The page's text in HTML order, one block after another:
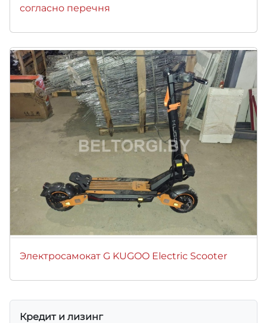
согласно перечня
Электросамокат G KUGOO Electric Scooter
Кредит и лизинг